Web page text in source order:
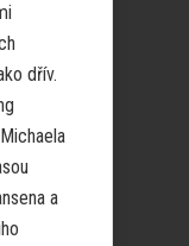
dřív.
a